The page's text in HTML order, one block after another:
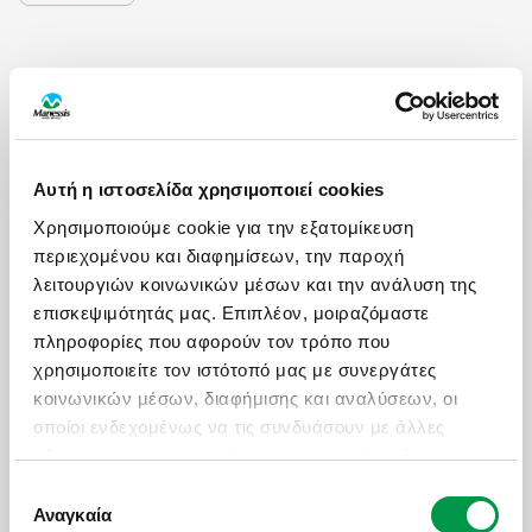
Αυτή η ιστοσελίδα χρησιμοποιεί cookies
Χρησιμοποιούμε cookie για την εξατομίκευση
περιεχομένου και διαφημίσεων, την παροχή
λειτουργιών κοινωνικών μέσων και την ανάλυση της
επισκεψιμότητάς μας. Επιπλέον, μοιραζόμαστε
πληροφορίες που αφορούν τον τρόπο που
χρησιμοποιείτε τον ιστότοπό μας με συνεργάτες
κοινωνικών μέσων, διαφήμισης και αναλύσεων, οι
οποίοι ενδεχομένως να τις συνδυάσουν με άλλες
πληροφορίες που τους έχετε παραχωρήσει ή τις οποίες
χρήση των υπηρεσιών τους.
συγκατάθεσης
Αναγκαία
ΩΡΕΣ ΛΕΙΤΟΥΡΓΙΑΣ
Δευ - Παρ: 09:00 με 18:30
Σάββατο: 09:00 με 17:30
ΧΡΗΣΙΜΑ LINKS
Πολιτική Ποιότητας
Ασφαλιστικές Καλύψεις